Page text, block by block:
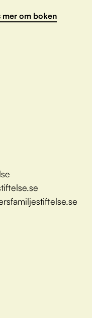
mer om boken